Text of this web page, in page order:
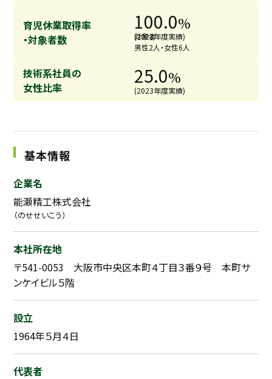
育児休業取得率
・対象者数
100.0%
対象者
男性2人・女性6人
(2023年度実績)
技術系社員の
女性比率
25.0%
(2023年度実績)
基本情報
企業名
能瀬精工株式会社
（のせせいこう）
本社所在地
〒541-0053 大阪市中央区本町４丁目３番９号 本町サ
ンケイビル５階
設立
1964年５月４日
代表者